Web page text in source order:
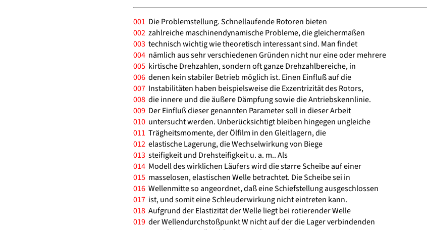
001 Die Problemstellung. Schnellaufende Rotoren bieten
002 zahlreiche maschinendynamische Probleme, die gleichermaßen
003 technisch wichtig wie theoretisch interessant sind. Man findet
004 nämlich aus sehr verschiedenen Gründen nicht nur eine oder mehrere
005 kirtische Drehzahlen, sondern oft ganze Drehzahlbereiche, in
006 denen kein stabiler Betrieb möglich ist. Einen Einfluß auf die
007 Instabilitäten haben beispielsweise die Exzentrizität des Rotors,
008 die innere und die äußere Dämpfung sowie die Antriebskennlinie.
009 Der Einfluß dieser genannten Parameter soll in dieser Arbeit
010 untersucht werden. Unberücksichtigt bleiben hingegen ungleiche
011 Trägheitsmomente, der Ölfilm in den Gleitlagern, die
012 elastische Lagerung, die Wechselwirkung von Biege
013 steifigkeit und Drehsteifigkeit u. a. m.. Als
014 Modell des wirklichen Läufers wird die starre Scheibe auf einer
015 masselosen, elastischen Welle betrachtet. Die Scheibe sei in
016 Wellenmitte so angeordnet, daß eine Schiefstellung ausgeschlossen
017 ist, und somit eine Schleuderwirkung nicht eintreten kann.
018 Aufgrund der Elastizität der Welle liegt bei rotierender Welle
019 der Wellendurchstoßpunkt W nicht auf der die Lager verbindenden